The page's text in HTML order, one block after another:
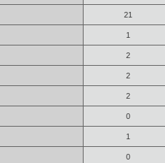
21
1
2
2
2
0
1
0